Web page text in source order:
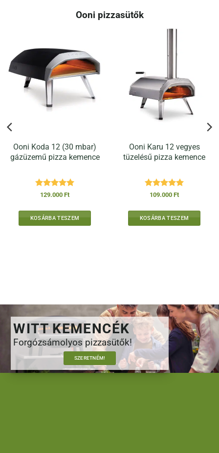
Ooni pizzasütők
Ooni Koda 12 (30 mbar)
gázüzemű pizza kemence
Értékelés:5
129.000 Ft
KOSÁRBA TESZEM
Ooni Karu 12 vegyes
tüzelésű pizza kemence
Értékelés:5
109.000 Ft
KOSÁRBA TESZEM
WITT KEMENCÉK
Forgózsámolyos pizzasütők!
SZERETNÉM!